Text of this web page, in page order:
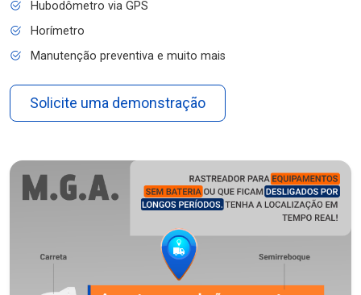
Hubodômetro via GPS
Horímetro
Manutenção preventiva e muito mais
Solicite uma demonstração